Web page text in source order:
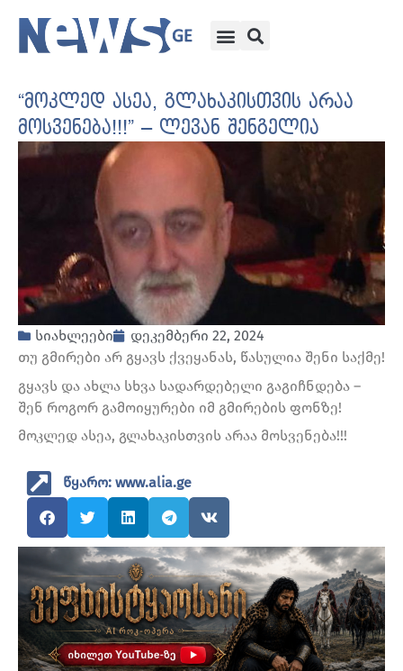
“მოკლედ ასეა, გლახაკისთვის არაა
მოსვენება!!!” – ლევან შენგელია
სიახლეები
დეკემბერი 22, 2024
თუ გმირები არ გყავს ქვეყანას, წასულია შენი საქმე!
გყავს და ახლა სხვა სადარდებელი გაგიჩნდება –
შენ როგორ გამოიყურები იმ გმირების ფონზე!
მოკლედ ასეა, გლახაკისთვის არაა მოსვენება!!!
წყარო: www.alia.ge